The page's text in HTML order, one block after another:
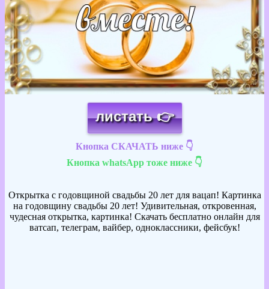
листать 👉
Кнопка СКАЧАТЬ ниже 👇
Кнопка whatsApp тоже ниже 👇
Открытка с годовщиной свадьбы 20 лет для вацап! Картинка
на годовщину свадьбы 20 лет! Удивительная, откровенная,
чудесная открытка, картинка! Скачать бесплатно онлайн для
ватсап, телеграм, вайбер, одноклассники, фейсбук!